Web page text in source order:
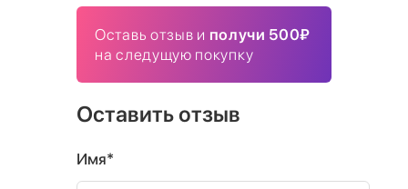
Оставь отзыв и получи 500₽
на следущую покупку
Оставить отзыв
Имя*